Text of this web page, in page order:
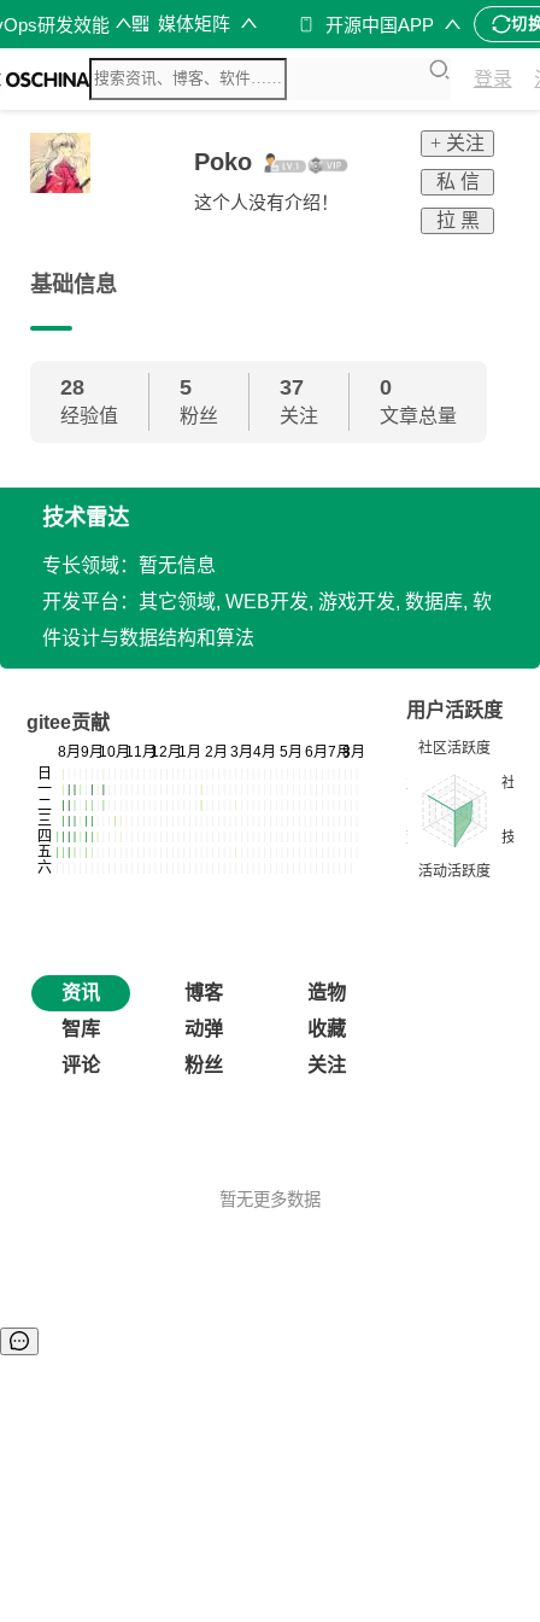
研发效能 媒体矩阵 开源中国APP 切
登录
Poko
这个人没有介绍！
+ 关注
私 信
拉 黑
基础信息
28
经验值
5
粉丝
37
关注
0
文章总量
技术雷达
专长领域：暂无信息
开发平台：其它领域, WEB开发, 游戏开发, 数据库, 软
件设计与数据结构和算法
gitee贡献
用户活跃度
资讯 博客
造物
智库
动弹
收藏
评论
粉丝 关注
暂无更多数据